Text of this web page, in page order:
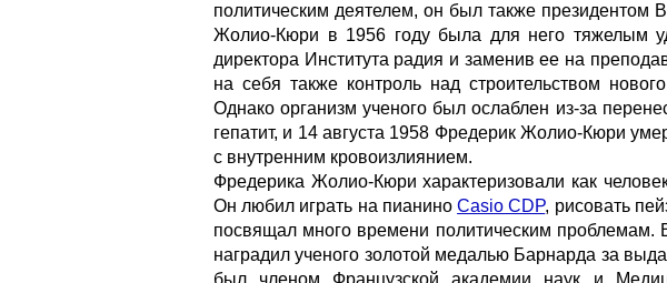
политическим деятелем, он был также
Жолио-Кюри в 1956 году была для него тяжелым
директора Института радия и заменив ее на
на себя также контроль над строительством
Однако организм ученого был ослаблен из-за
гепатит, и 14 августа 1958 Фредерик Жолио-Кюри
с внутренним кровоизлиянием.
Фредерика Жолио-Кюри характеризовали как
Он любил играть на пианиноCasio CDP, рисовать
посвящал много времени политическим проблемам.
наградил ученого золотой медалью Барнарда за
был членом Французской академии наук и